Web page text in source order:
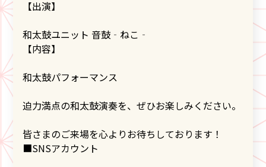
【出演】
和太鼓ユニット 音鼓‐ねこ‐
【内容】
和太鼓パフォーマンス
迫力満点の和太鼓演奏を、ぜひお楽しみください。
皆さまのご来場を心よりお待ちしております！
■SNSアカウント